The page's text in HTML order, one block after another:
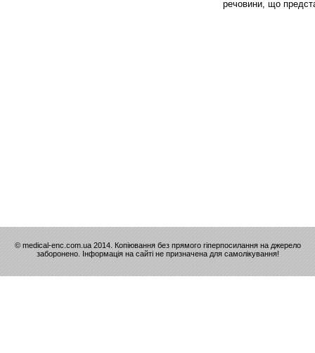
речовини, що
© medical-enc.com.ua 2014. Копіювання без прямого гіперпосилання на джерело
заборонено. Інформація на сайті не призначена для самолікування!